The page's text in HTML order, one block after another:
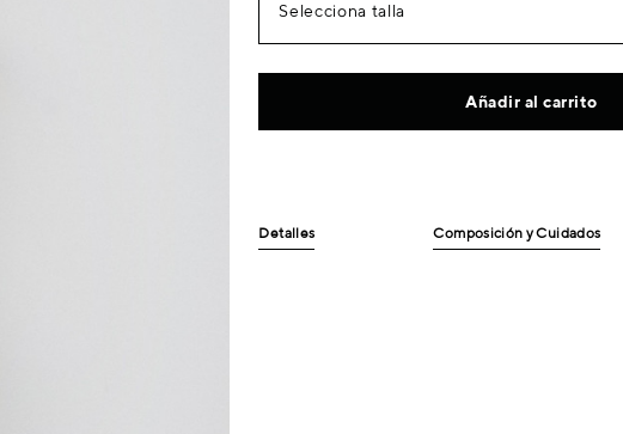
Selecciona talla
Añadir al carrito
Detalles Composición y Cuidados